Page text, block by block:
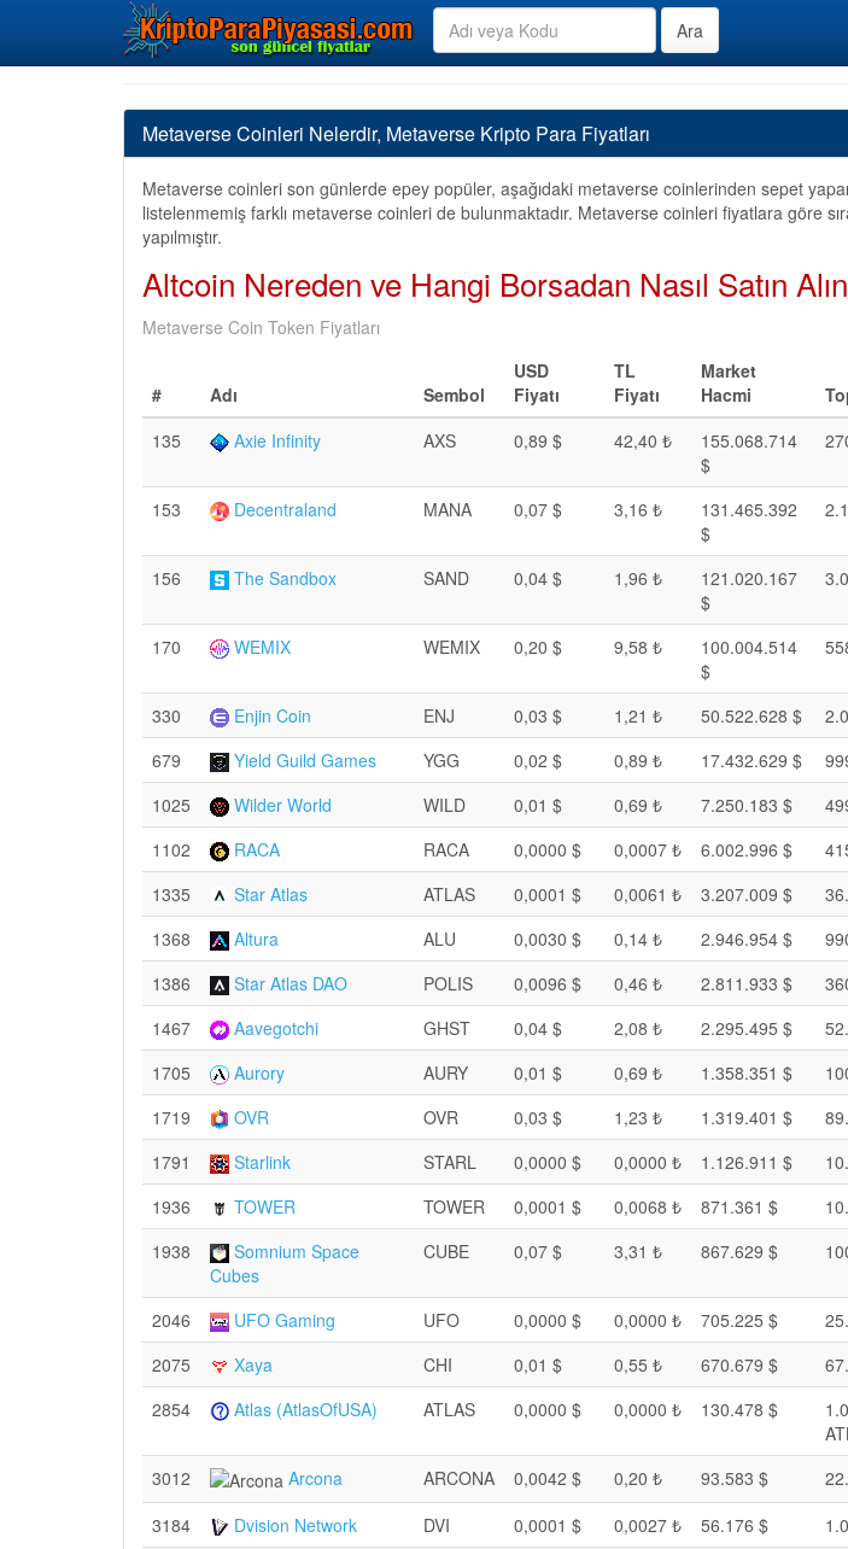
Metaverse Coinleri Nelerdir, Metaverse Kripto Para Fiyatları
Metaverse coinleri son günlerde epey popüler, aşağıdaki metaverse coinlerinden sepet
listelenmemiş farklı metaverse coinleri de bulunmaktadır. Metaverse coinleri fiyatlara göre
yapılmıştır.
Altcoin Nereden ve Hangi Borsadan Nasıl Satın
Metaverse Coin Token Fiyatları
# Adı Sembol
USD
Fiyatı
TL
Fiyatı
Market
Hacmi
135
Axie Infinity AXS 0,89 $ 42,40 ₺
155.068.714
$
153 Decentraland MANA 0,07 $ 3,16 ₺
131.465.392
$
156 The Sandbox SAND 0,04 $ 1,96 ₺
121.020.167
$
170 WEMIX WEMIX 0,20 $ 9,58 ₺
100.004.514
$
330 Enjin Coin ENJ 0,03 $ 1,21 ₺ 50.522.628 $
679
Yield Guild Games YGG 0,02 $ 0,89 ₺ 17.432.629 $
1025
Wilder World WILD 0,01 $ 0,69 ₺ 7.250.183 $
1102
RACA RACA 0,0000 $ 0,0007 ₺ 6.002.996 $
1335
Star Atlas ATLAS 0,0001 $ 0,0061 ₺ 3.207.009 $
1368
Altura ALU 0,0030 $ 0,14 ₺ 2.946.954 $
1386
Star Atlas DAO POLIS 0,0096 $ 0,46 ₺ 2.811.933 $
1467
Aavegotchi GHST 0,04 $ 2,08 ₺ 2.295.495 $
1705
Aurory AURY 0,01 $ 0,69 ₺ 1.358.351 $
1719
OVR OVR 0,03 $ 1,23 ₺ 1.319.401 $
1791
Starlink STARL 0,0000 $ 0,0000 ₺ 1.126.911 $
1936
TOWER TOWER 0,0001 $ 0,0068 ₺ 871.361 $
1938
Somnium Space
Cubes
CUBE 0,07 $ 3,31 ₺ 867.629 $
2046 UFO Gaming UFO 0,0000 $ 0,0000 ₺ 705.225 $
2075
Xaya CHI 0,01 $ 0,55 ₺ 670.679 $
2854
Atlas (AtlasOfUSA) ATLAS 0,0000 $ 0,0000 ₺ 130.478 $
3012 Arcona ARCONA 0,0042 $ 0,20 ₺ 93.583 $
3184
Dvision Network DVI 0,0001 $ 0,0027 ₺ 56.176 $